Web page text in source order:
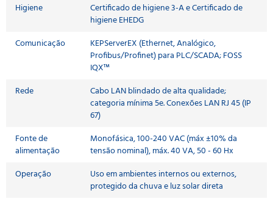
Higiene
Certificado de higiene 3-A e Certificado de
higiene EHEDG
Comunicação
KEPServerEX (Ethernet, Analógico,
Profibus/Profinet) para PLC/SCADA; FOSS
IQX™
Rede
Cabo LAN blindado de alta qualidade;
categoria mínima 5e. Conexões LAN RJ 45 (IP
67)
Fonte de
alimentação
Monofásica, 100-240 VAC (máx ±10% da
tensão nominal), máx. 40 VA, 50 - 60 Hx
Operação
Uso em ambientes internos ou externos,
protegido da chuva e luz solar direta